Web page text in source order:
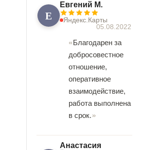
Е
Евгений М.
Яндекс.Карты
05.08.2022
Благодарен за
добросовестное
отношение,
оперативное
взаимодействие,
работа выполнена
в срок.
Анастасия